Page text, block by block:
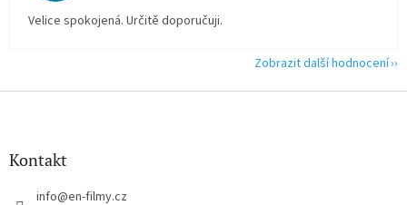
Velice spokojená. Určitě doporučuji.
Zobrazit další hodnocení
Z
Kontakt
info@en-filmy.cz